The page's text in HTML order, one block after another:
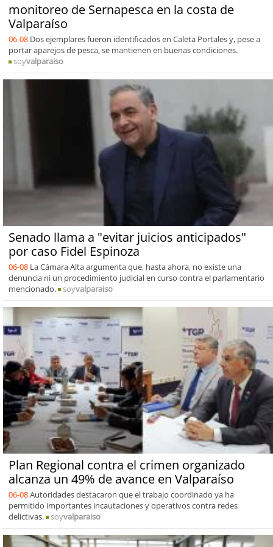
monitoreo de Sernapesca en la costa de
Valparaíso
06-08 Dos ejemplares fueron identificados en Caleta Portales y, pese a
portar aparejos de pesca, se mantienen en buenas condiciones.
soyvalparaiso
Senado llama a "evitar juicios anticipados"
por caso Fidel Espinoza
06-08 La Cámara Alta argumenta que, hasta ahora, no existe una
denuncia ni un procedimiento judicial en curso contra el parlamentario
mencionado.
soyvalparaiso
Plan Regional contra el crimen organizado
alcanza un 49% de avance en Valparaíso
06-08Autoridades destacaron que el trabajo coordinado ya ha
permitido importantes incautaciones y operativos contra redes
delictivas.
soyvalparaiso